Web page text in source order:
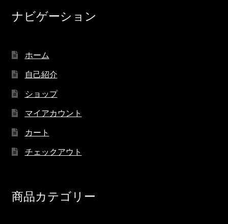
ナビゲーション
ホーム
自己紹介
ショップ
マイアカウント
カート
チェックアウト
商品カテゴリー